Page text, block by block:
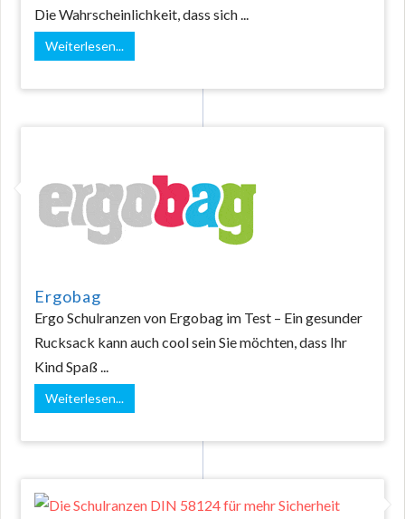
Die Wahrscheinlichkeit, dass sich ...
Weiterlesen...
Ergobag
Ergo Schulranzen von Ergobag im Test – Ein gesunder
Rucksack kann auch cool sein Sie möchten, dass Ihr
Kind Spaß ...
Weiterlesen...